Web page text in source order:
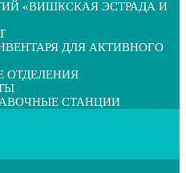
«ВИШКСКАЯ ЭСТРАДА И
ДЛЯ АКТИВНОГО
ОТДЕЛЕНИЯ
СТАНЦИИ